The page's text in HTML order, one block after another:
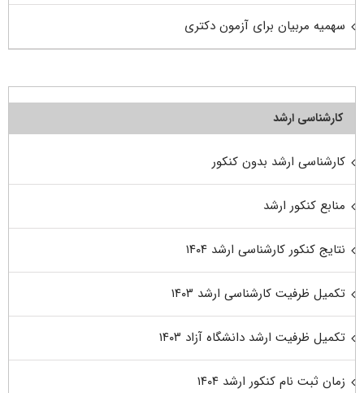
سهمیه مربیان برای آزمون دکتری
کارشناسی ارشد
کارشناسی ارشد بدون کنکور
منابع کنکور ارشد
نتایج کنکور کارشناسی ارشد ۱۴۰۴
تکمیل ظرفیت کارشناسی ارشد ۱۴۰۳
تکمیل ظرفیت ارشد دانشگاه آزاد ۱۴۰۳
زمان ثبت نام کنکور ارشد ۱۴۰۴